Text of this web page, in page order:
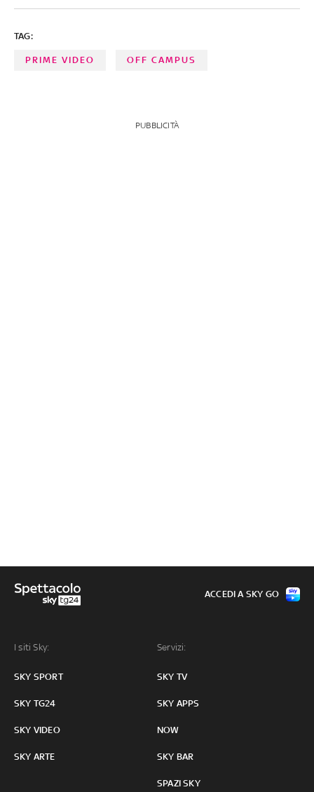
TAG:
PRIME VIDEO OFF CAMPUS
PUBBLICITÀ
I siti Sky:
SKY SPORT
SKY TG24
SKY VIDEO
SKY ARTE
Servizi:
SKY TV
SKY APPS
NOW
SKY BAR
SPAZI SKY
ACCEDI A SKY GO